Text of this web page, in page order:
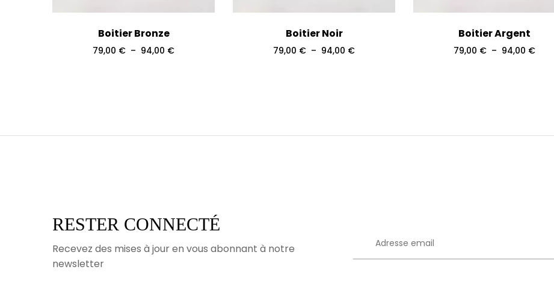
Boitier Bronze
79,00 € – 94,00 €Plage
Boitier Noir
79,00 € – 94,00 €Plage
Boitier Argent
79,00 € – 94,00 €Plage
RESTER CONNECTÉ
Recevez des mises à jour en vous abonnant à notre
newsletter